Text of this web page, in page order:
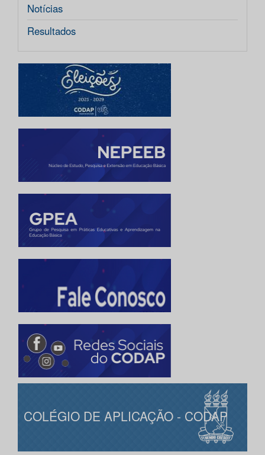
Notícias
Resultados
COLÉGIO DE APLICAÇÃO - CODAP